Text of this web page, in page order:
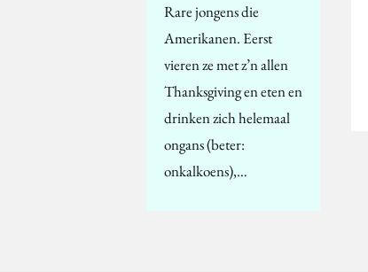
Rare jongens die
Amerikanen. Eerst
vieren ze met z’n allen
Thanksgiving en eten en
drinken zich helemaal
ongans (beter:
onkalkoens),…